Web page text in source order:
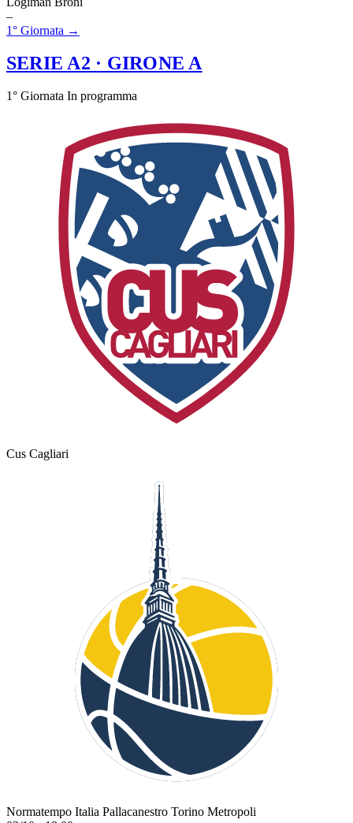
–
1° Giornata →
SERIE A2 · GIRONE A
1° Giornata In programma
Cus Cagliari
Normatempo Italia Pallacanestro Torino Metropoli